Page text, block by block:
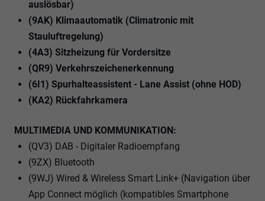
auslösbar)
(9AK) Klimaautomatik (Climatronic mit
Stauluftregelung)
(4A3) Sitzheizung für Vordersitze
(QR9) Verkehrszeichenerkennung
(6I1) Spurhalteassistent - Lane Assist (ohne HOD)
(KA2) Rückfahrkamera
MULTIMEDIA UND KOMMUNIKATION:
(QV3) DAB - Digitaler Radioempfang
(9ZX) Bluetooth
(9WJ) Wired & Wireless Smart Link+ (Navigation über
App Connect möglich (kompatibles Smartphone